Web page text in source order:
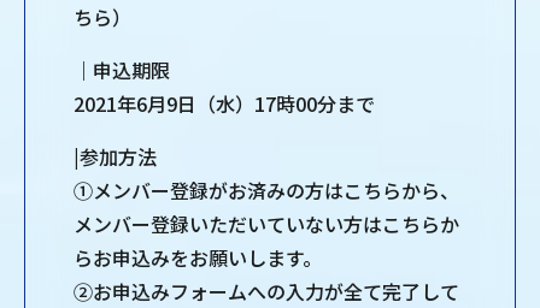
ちら）
｜申込期限
2021年6月9日（水）17時00分まで
|参加方法
①メンバー登録がお済みの方はこちらから、
メンバー登録いただいていない方はこちらか
らお申込みをお願いします。
②お申込みフォームへの入力が全て完了して